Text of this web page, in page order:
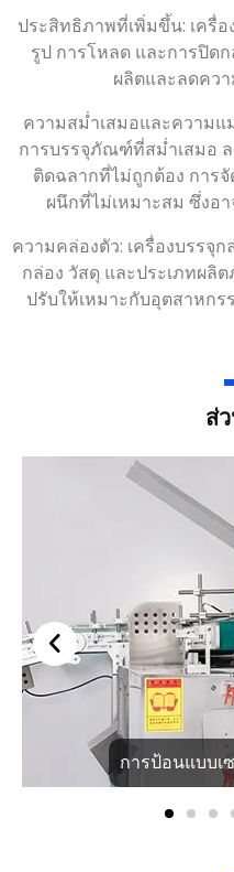
ประสิทธิภาพที่เพิ่มขึ้น: เครื่
รูป การโหลด และการปิด
ผลิตและลดคว
ความสม่ำเสมอและความแ
การบรรจุภัณฑ์ที่สม่ำเสมอ
ติดฉลากที่ไม่ถูกต้อง การ
ผนึกที่ไม่เหมาะสม ซึ่งอ
ความคล่องตัว: เครื่องบรรจุ
กล่อง วัสดุ และประเภทผ
ปรับให้เหมาะกับอุตสาหก
ส่
การป้อนแบบเ